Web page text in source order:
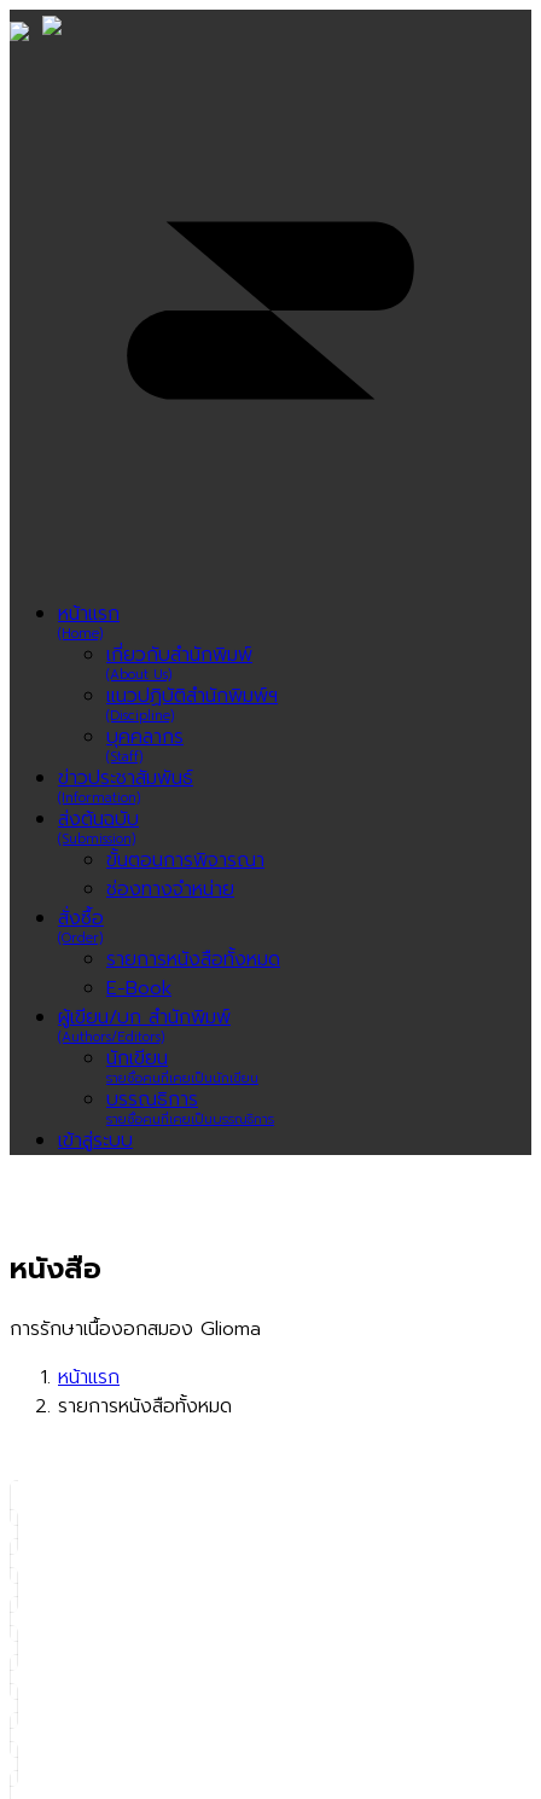
หน้าแรก
(Home)
เกี่ยวกับสำนักพิมพ์
(About Us)
แนวปฏิบัติสำนักพิมพ์ฯ
(Discipline)
บุคคลากร
(Staff)
ข่าวประชาสัมพันธ์
(Information)
ส่งต้นฉบับ
(Submission)
ขั้นตอนการพิจารณา
ช่องทางจำหน่าย
สั่งซื้อ
(Order)
รายการหนังสือทั้งหมด
E-Book
ผู้เขียน/บก สำนักพิมพ์
(Authors/Editors)
นักเขียน
รายชื่อคนที่เคยเป็นนักเขียน
บรรณธิการ
รายชื่อคนที่เคยเป็นบรรณธิการ
เข้าสู่ระบบ
หนังสือ
การรักษาเนื้องอกสมอง Glioma
หน้าแรก
รายการหนังสือทั้งหมด